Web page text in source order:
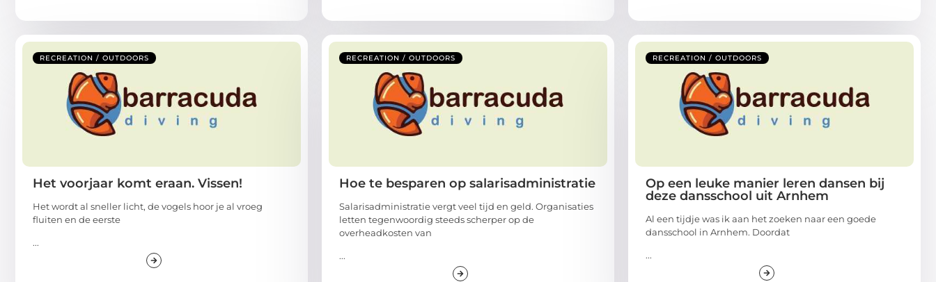
RECREATION / OUTDOORS
Het voorjaar komt eraan. Vissen!
Het wordt al sneller licht, de vogels hoor je al vroeg
fluiten en de eerste
RECREATION / OUTDOORS
Hoe te besparen op salarisadministratie
Salarisadministratie vergt veel tijd en geld. Organisaties
letten tegenwoordig steeds scherper op de
overheadkosten van
RECREATION / OUTDOORS
Op een leuke manier leren dansen bij
deze dansschool uit Arnhem
Al een tijdje was ik aan het zoeken naar een goede
dansschool in Arnhem. Doordat